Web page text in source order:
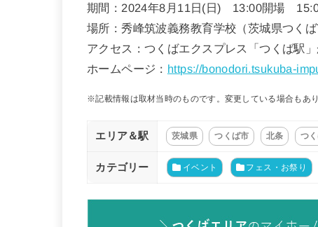
期間：2024年8月11日(日) 13:00開場
場所：秀峰筑波義務教育学校（茨城県つくば
アクセス：つくばエクスプレス「つくば駅
ホームページ： https://bonodori.tsukuba-
※記載情報は取材当時のものです。変更している場合もあ
エリア＆駅 茨城県 つくば市 北条 つ
カテゴリー イベント フェス・お祭り